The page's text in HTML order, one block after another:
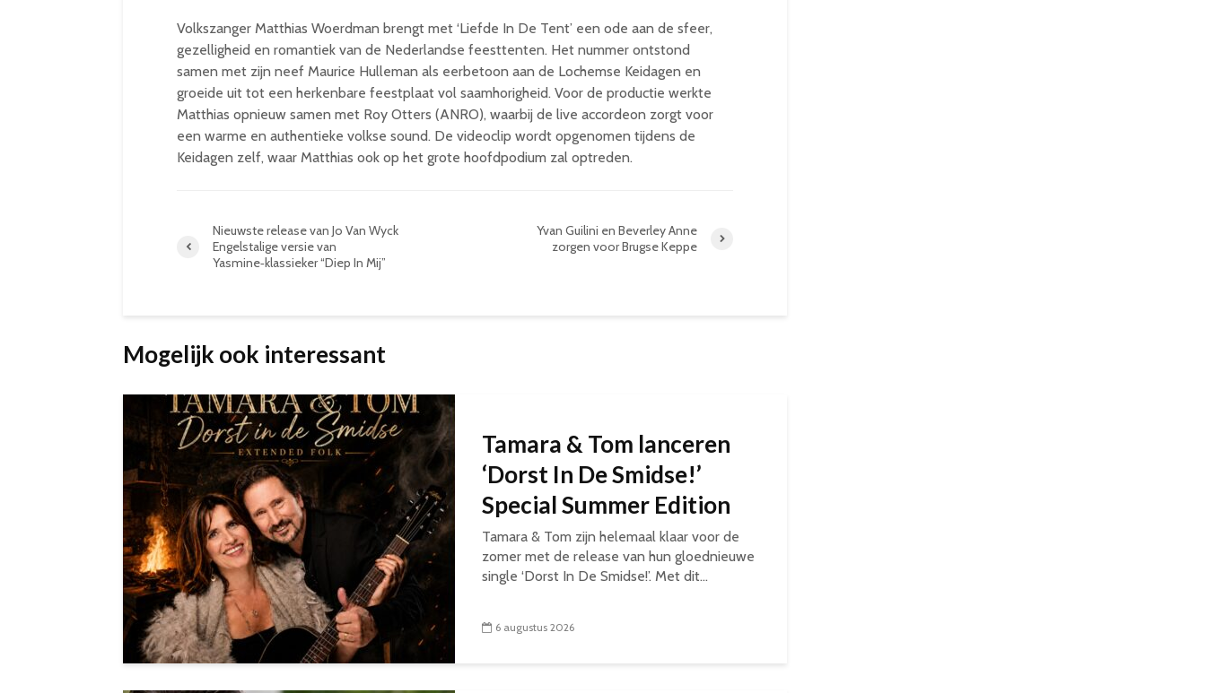
Volkszanger Matthias Woerdman brengt met ‘Liefde In De Tent’ een ode aan de sfeer,
gezelligheid en romantiek van de Nederlandse feesttenten. Het nummer ontstond
samen met zijn neef Maurice Hulleman als eerbetoon aan de Lochemse Keidagen en
groeide uit tot een herkenbare feestplaat vol saamhorigheid. Voor de productie werkte
Matthias opnieuw samen met Roy Otters (ANRO), waarbij de live accordeon zorgt voor
een warme en authentieke volkse sound. De videoclip wordt opgenomen tijdens de
Keidagen zelf, waar Matthias ook op het grote hoofdpodium zal optreden.
Nieuwste release van Jo Van Wyck
Engelstalige versie van
Yasmine‑klassieker “Diep In Mij”
Yvan Guilini en Beverley Anne
zorgen voor Brugse Keppe
Mogelijk ook interessant
Tamara & Tom lanceren
‘Dorst In De Smidse!’
Special Summer Edition
Tamara & Tom zijn helemaal klaar voor de
zomer met de release van hun gloednieuwe
single ‘Dorst In De Smidse!’. Met dit...
6 augustus 2026